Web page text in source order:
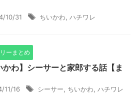
10/31 ちいかわ ハチワレ
ーまとめ
かわ】シーサーと家郎する話【ま
11/16 シーサー ちいかわ ハチワレ